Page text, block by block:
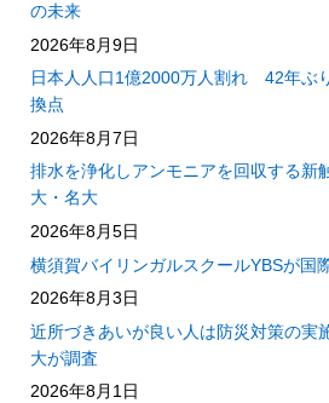
の未来
2026年8月9日
日本人人口1億2000万人割れ 42年ぶ
換点
2026年8月7日
排水を浄化しアンモニアを回収する
大・名大
2026年8月5日
横須賀バイリンガルスクールYBSが国
2026年8月3日
近所づきあいが良い人は防災対策の
大が調査
2026年8月1日